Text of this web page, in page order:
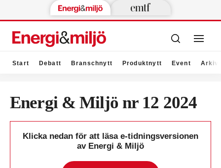
Start Debatt Branschnytt Produktnytt Event Arkiv
Energi & Miljö nr 12 2024
Klicka nedan för att läsa e-tidningsversionen
av Energi & Miljö